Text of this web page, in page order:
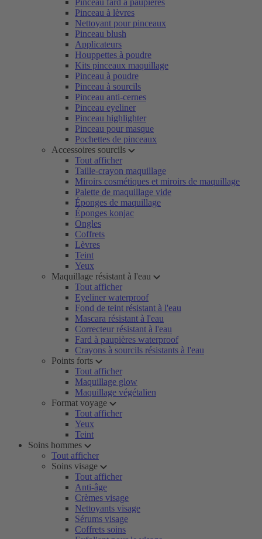
Pinceau fard à paupières
Pinceau à lèvres
Nettoyant pour pinceaux
Pinceau blush
Applicateurs
Houppettes à poudre
Kits pinceaux maquillage
Pinceau à poudre
Pinceau à sourcils
Pinceau anti-cernes
Pinceau eyeliner
Pinceau highlighter
Pinceau pour masque
Pochettes de pinceaux
Accessoires sourcils
Tout afficher
Taille-crayon maquillage
Miroirs cosmétiques et miroirs de maquillage
Palette de maquillage vide
Éponges de maquillage
Éponges konjac
Ongles
Coffrets
Lèvres
Teint
Yeux
Maquillage résistant à l'eau
Tout afficher
Eyeliner waterproof
Fond de teint résistant à l'eau
Mascara résistant à l'eau
Correcteur résistant à l'eau
Fard à paupières waterproof
Crayons à sourcils résistants à l'eau
Points forts
Tout afficher
Maquillage glow
Maquillage végétalien
Format voyage
Tout afficher
Yeux
Teint
Soins hommes
Tout afficher
Soins visage
Tout afficher
Anti-âge
Crèmes visage
Nettoyants visage
Sérums visage
Coffrets soins